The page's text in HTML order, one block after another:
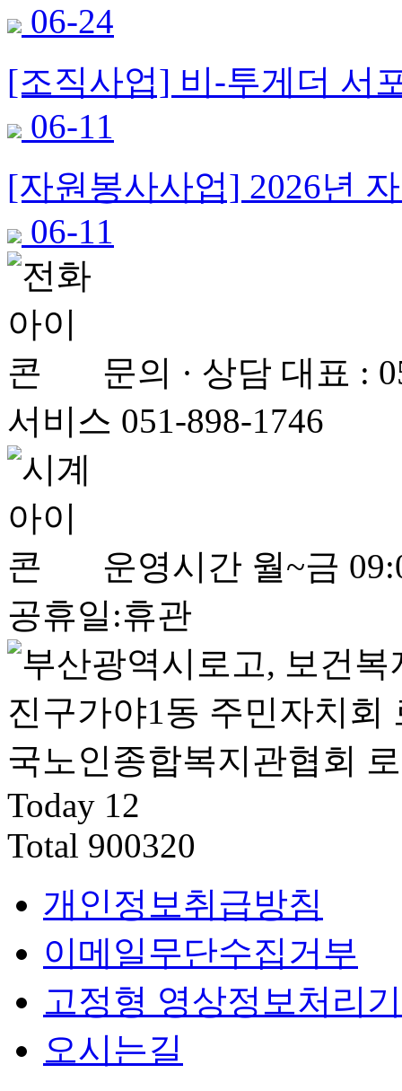
06-24
[조직사업] 비-투게더 서
06-11
[자원봉사사업] 2026년
06-11
문의 · 상담 대표 :
서비스 051-898-1746
운영시간 월~금
공휴일:휴관
Today 12
Total 900320
개인정보취급방침
이메일무단수집거부
고정형 영상정보처리
오시는길